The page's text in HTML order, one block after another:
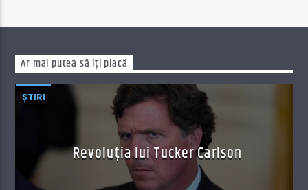
Ar mai putea să îți placă
ȘTIRI
Revoluția lui Tucker Carlson